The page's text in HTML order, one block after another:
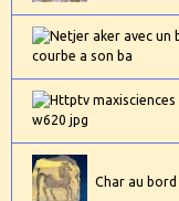
Char au bord